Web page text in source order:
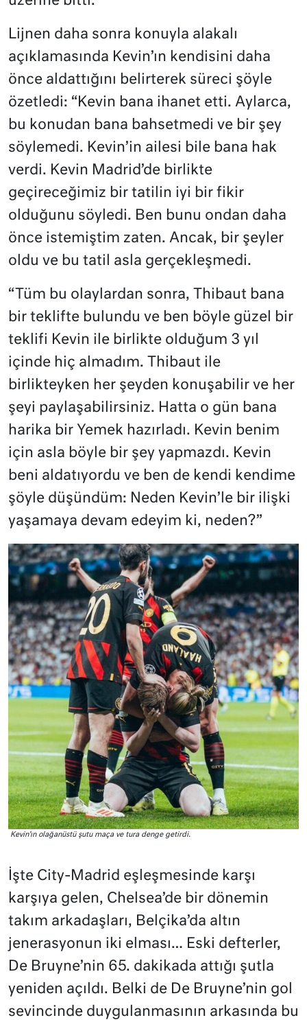
Lijnen daha sonra konuyla alakalı
açıklamasında Kevin’ın kendisini daha
önce aldattığını belirterek süreci şöyle
özetledi: “Kevin bana ihanet etti. Aylarca,
bu konudan bana bahsetmedi ve bir şey
söylemedi. Kevin’in ailesi bile bana hak
verdi. Kevin Madrid’de birlikte
geçireceğimiz bir tatilin iyi bir fikir
olduğunu söyledi. Ben bunu ondan daha
önce istemiştim zaten. Ancak, bir şeyler
oldu ve bu tatil asla gerçekleşmedi.
“Tüm bu olaylardan sonra, Thibaut bana
bir teklifte bulundu ve ben böyle güzel bir
teklifi Kevin ile birlikte olduğum 3 yıl
içinde hiç almadım. Thibaut ile
birlikteyken her şeyden konuşabilir ve her
şeyi paylaşabilirsiniz. Hatta o gün bana
harika bir Yemek hazırladı. Kevin benim
için asla böyle bir şey yapmazdı. Kevin
beni aldatıyordu ve ben de kendi kendime
şöyle düşündüm: Neden Kevin’le bir ilişki
yaşamaya devam edeyim ki, neden?”
Kevin’ın olağanüstü şutu maça ve tura denge getirdi.
İşte City-Madrid eşleşmesinde karşı
karşıya gelen, Chelsea’de bir dönemin
takım arkadaşları, Belçika’da altın
jenerasyonun iki elması… Eski defterler,
De Bruyne’nin 65. dakikada attığı şutla
yeniden açıldı. Belki de De Bruyne’nin gol
sevincinde duygulanmasının arkasında bu